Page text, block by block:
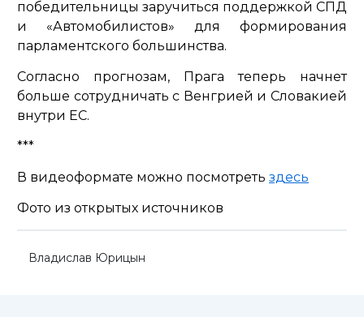
победительницы заручиться поддержкой СПД
и «Автомобилистов» для формирования
парламентского большинства.
Согласно прогнозам, Прага теперь начнет
больше сотрудничать с Венгрией и Словакией
внутри ЕС.
***
В видеоформате можно посмотреть здесь
Фото из открытых источников
Владислав Юрицын